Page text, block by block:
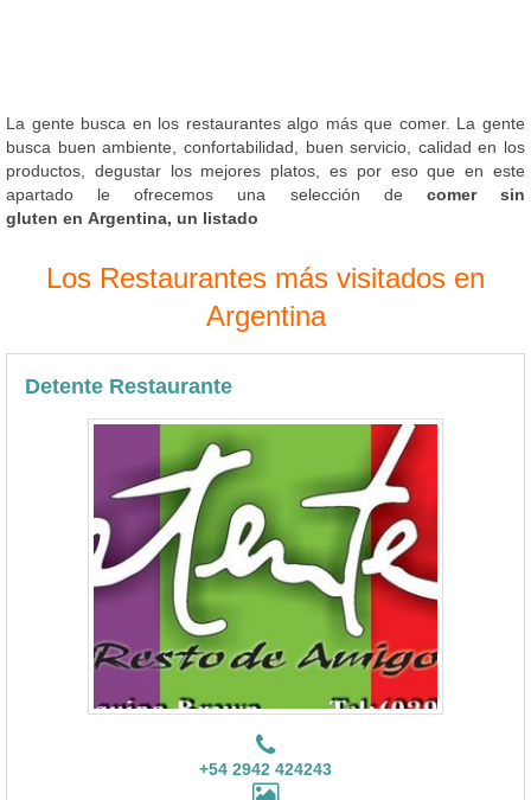
La gente busca en los restaurantes algo más que comer. La gente
busca buen ambiente, confortabilidad, buen servicio, calidad en los
productos, degustar los mejores platos, es por eso que en este
apartado le ofrecemos una selección de comer sin
gluten en Argentina, un listado
Los Restaurantes más visitados en
Argentina
Detente Restaurante
+54 2942 424243